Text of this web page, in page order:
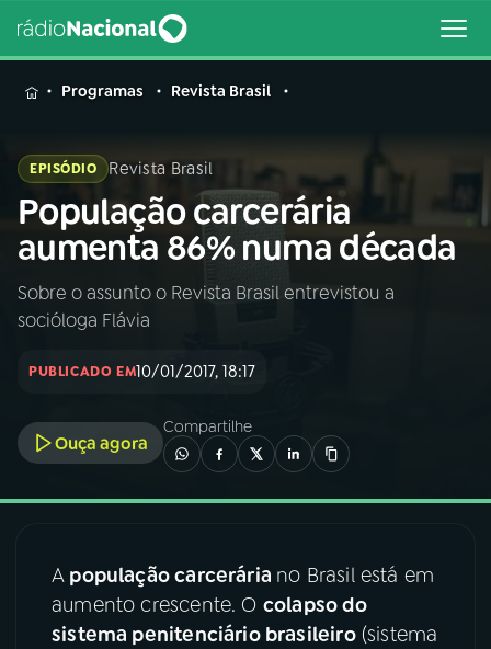
MENU
Buscar
na
Rádio
Nacional
Buscar
04 PROGRAMAS
Programas Revista Brasil
EPISÓDIO Revista Brasil
População carcerária
aumenta 86% numa década
Sobre o assunto o Revista Brasil entrevistou a
socióloga Flávia
PUBLICADO EM10/01/2017, 18:17
Ouça agora
Compartilhe
A população carcerária no Brasil está em
aumento crescente. O colapso do
sistema penitenciário brasileiro(sistema